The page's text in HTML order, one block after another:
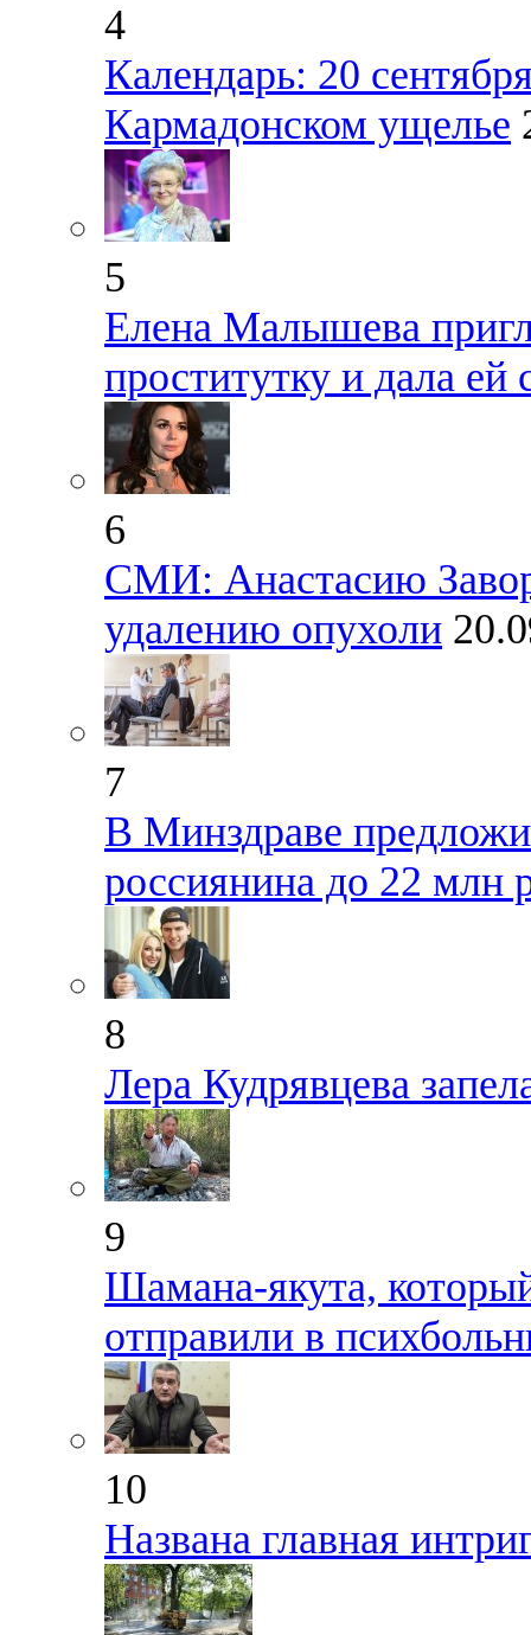
4
Календарь: 20
Кармадонском ущелье
5
Елена Малышева
проститутку и дала ей
6
СМИ: Анастасию
удалению опухоли
7
В Минздраве
россиянина до 22 млн
8
Лера Кудрявцева
9
Шамана-якута,
отправили в
10
Названа главная